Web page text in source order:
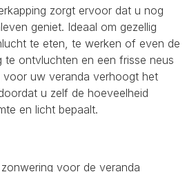
zorgt ervoor dat u nog
geniet. Ideaal om gezellig
te eten, te werken of even de
te ontvluchten en een frisse neus
voor uw veranda verhoogt het
u zelf de hoeveelheid
en licht bepaalt.
voor de veranda